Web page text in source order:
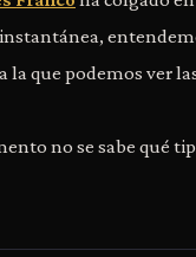
la que podemos ver
no se sabe qué